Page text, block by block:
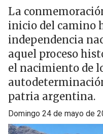
La
inicio del camino
independencia
aquel proceso
el nacimiento de
patria argentina.
domingo 24 de mayo de